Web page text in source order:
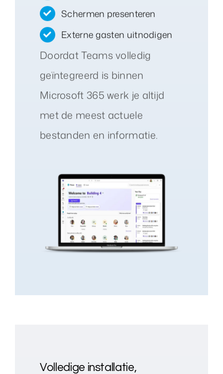
Schermen presenteren
Externe gasten uitnodigen
Doordat Teams volledig
geïntegreerd is binnen
Microsoft 365 werk je altijd
met de meest actuele
bestanden en informatie.
Volledige installatie,